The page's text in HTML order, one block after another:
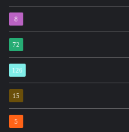
8
72
126
15
5